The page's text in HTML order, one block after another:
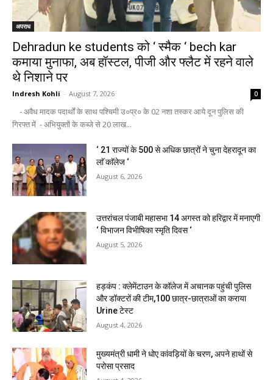
अपराध
Dehradun ke students को ‘ स्मैक ‘ bech kar
कमाया मुनाफा, अब हॉस्टल, पीजी और फ्लैट में रहने वाले
थे निशाने पर
Indresh Kohli - August 7, 2026 0
- अवैध मादक पदार्थों के साथ पश्चिमी उ०प्र० के 02 नशा तस्कर आये दून पुलिस की
गिरफ्त में - अभियुक्तों के कब्जे से 20 लाख...
‘ 21 राज्यों के 500 से अधिक छात्रों ने चुना देहरादून का
लाॅ काॅलेज ‘
August 6, 2026
उत्तरांचल पंजाबी महासभा 14 अगस्त को हरिद्वार में मनाएगी
‘ विभाजन विभीषिका स्मृति दिवस ‘
August 5, 2026
हड़कंप : क्लेमेंटाउन के कॉलेज में अचानक पहुंची पुलिस
और डॉक्टरों की टीम,100 छात्र-छात्राओं का कराया
Urine टेस्ट
August 4, 2026
मुख्यमंत्री धामी ने धोए कांवड़ियों के चरण, अपने हाथों से
परोसा प्रसाद